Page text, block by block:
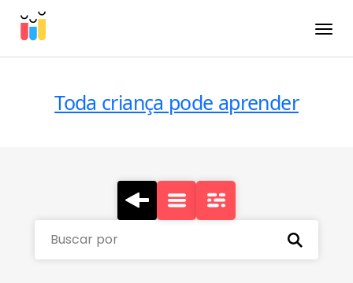
Toda criança pode aprender
Buscar por